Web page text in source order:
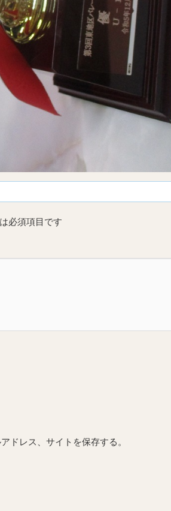
必須項目です
ドレス、サイトを保存する。